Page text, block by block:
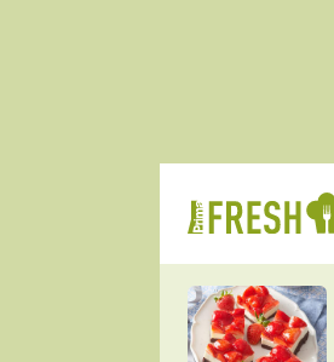
RYCHLOVKY